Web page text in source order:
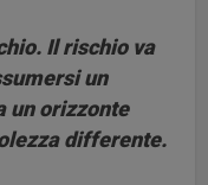
Il rischio va
un
un orizzonte
differente.